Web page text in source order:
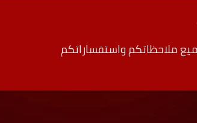
ملاحظاتكم واستفساراتكم